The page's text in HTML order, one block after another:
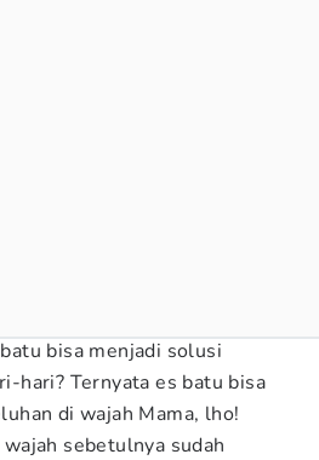
bisa menjadi solusi
hari? Ternyata es batu bisa
di wajah Mama, lho!
sebetulnya sudah